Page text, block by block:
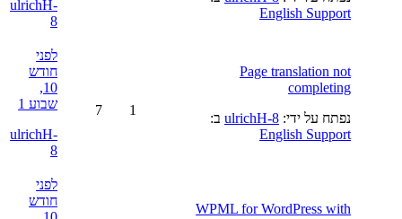
English Support
ulrichH-
8
Page translation not
completing
נפתח על ידי: ulrichH-8 ב:
English Support
1
7
לפני
חודש
10,
שבוע 1
ulrichH-
8
WPML for WordPress with
לפני
חודש